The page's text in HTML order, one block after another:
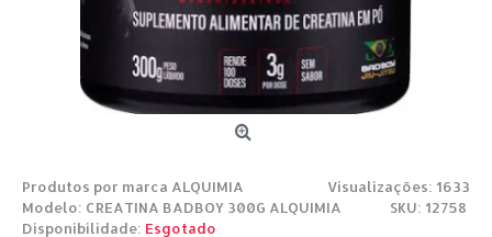
Visualizações: 1633
Produtos por marca ALQUIMIA
Modelo: CREATINA BADBOY 300G ALQUIMIA
SKU: 12758
Disponibilidade: Esgotado